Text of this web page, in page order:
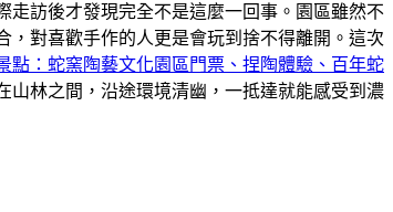
走訪後才發現完全不是這麼一回事。園區雖然不
對喜歡手作的人更是會玩到捨不得離開。這次
點：蛇窯陶藝文化園區門票、捏陶體驗、百年蛇
山林之間，沿途環境清幽，一抵達就能感受到濃